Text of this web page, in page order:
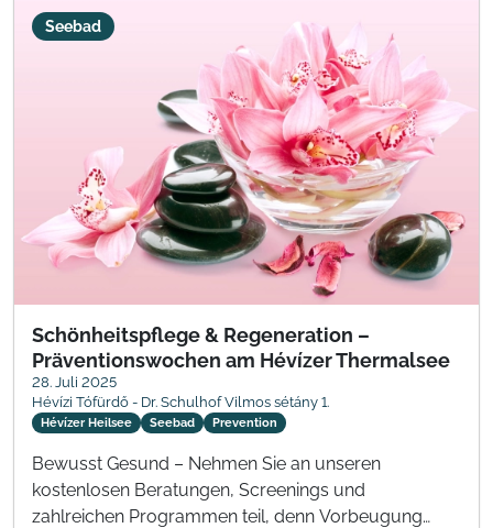
Seebad
Schönheitspflege & Regeneration –
Präventionswochen am Hévízer Thermalsee
28. Juli 2025
Hévízi Tófürdő - Dr. Schulhof Vilmos sétány 1.
Hévízer Heilsee Seebad Prevention
Bewusst Gesund – Nehmen Sie an unseren
kostenlosen Beratungen, Screenings und
zahlreichen Programmen teil, denn Vorbeugung